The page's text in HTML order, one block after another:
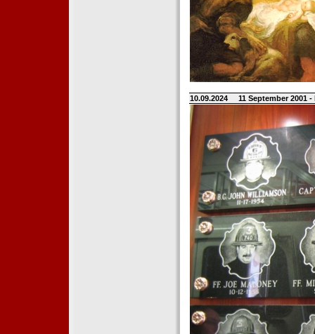
10.09.2024 11 September 2001